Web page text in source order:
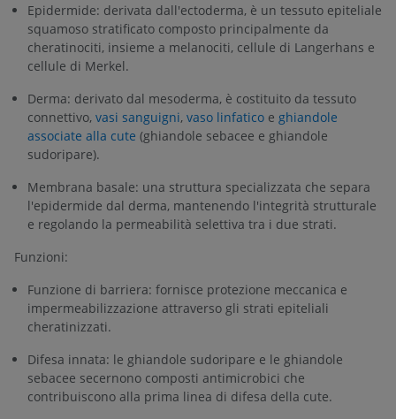
Epidermide: derivata dall'ectoderma, è un tessuto epiteliale
squamoso stratificato composto principalmente da
cheratinociti, insieme a melanociti, cellule di Langerhans e
cellule di Merkel.
Derma: derivato dal mesoderma, è costituito da tessuto
connettivo, vasi sanguigni, vaso linfatico e ghiandole
associate alla cute (ghiandole sebacee e ghiandole
sudoripare).
Membrana basale: una struttura specializzata che separa
l'epidermide dal derma, mantenendo l'integrità strutturale
e regolando la permeabilità selettiva tra i due strati.
Funzioni:
Funzione di barriera: fornisce protezione meccanica e
impermeabilizzazione attraverso gli strati epiteliali
cheratinizzati.
Difesa innata: le ghiandole sudoripare e le ghiandole
sebacee secernono composti antimicrobici che
contribuiscono alla prima linea di difesa della cute.